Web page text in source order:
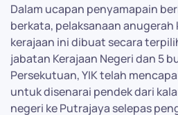
Dalam ucapan penyamapain
berkata, pelaksanaan anugerah
kerajaan ini dibuat secara
jabatan Kerajaan Negeri dan 5
Persekutuan, YIK telah
untuk disenarai pendek dari
negeri ke Putrajaya selepas